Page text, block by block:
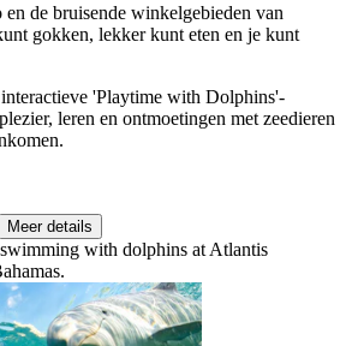
en de bruisende winkelgebieden van
gokken, lekker kunt eten en je kunt
interactieve 'Playtime with Dolphins'-
leren en ontmoetingen met zeedieren
Meer details
with dolphins at Atlantis